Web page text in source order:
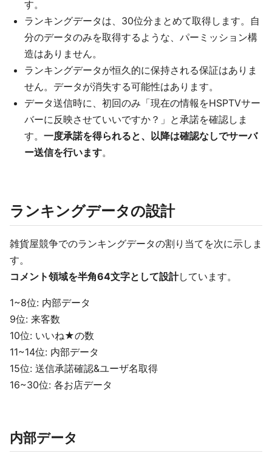
す。
ランキングデータは、30位分まとめて取得します。自
分のデータのみを取得するような、パーミッション構
造はありません。
ランキングデータが恒久的に保持される保証はありま
せん。データが消失する可能性はあります。
データ送信時に、初回のみ「現在の情報をHSPTVサー
バーに反映させていいですか？」と承諾を確認しま
す。 一度承諾を得られると、以降は確認なしでサーバ
ー送信を行います。
ランキングデータの設計
雑貨屋競争でのランキングデータの割り当てを次に示しま
す。
コメント領域を半角64文字として設計しています。
1~8位: 内部データ
9位: 来客数
10位: いいね★の数
11~14位: 内部データ
15位: 送信承諾確認&ユーザ名取得
16~30位: 各お店データ
内部データ